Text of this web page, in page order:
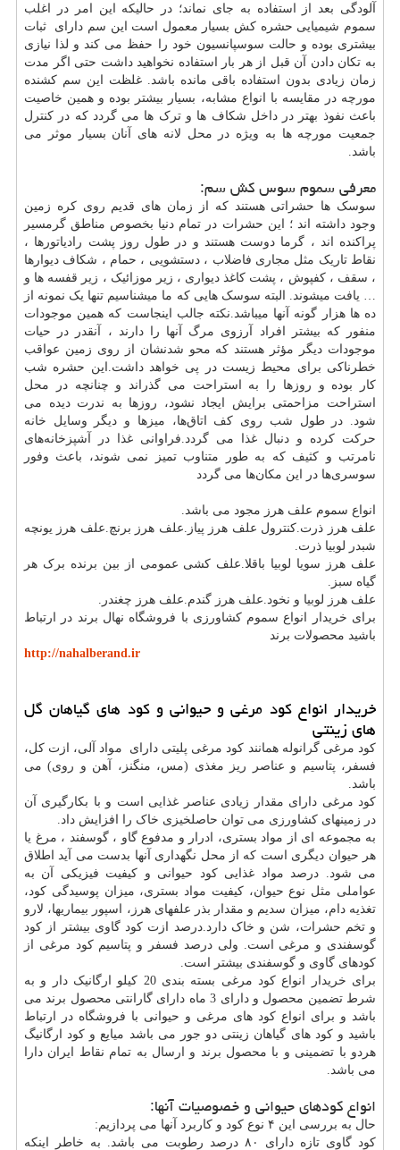
آلودگی بعد از استفاده به جای نماند؛ در حالیکه این امر در اغلب
سموم شیمیایی حشره کش بسیار معمول است این سم دارای ثبات
بیشتری بوده و حالت سوسپانسیون خود را حفظ می کند و لذا نیازی
به تکان دادن آن قبل از هر بار استفاده نخواهید داشت حتی اگر مدت
زمان زیادی بدون استفاده باقی مانده باشد. غلظت این سم کشنده
مورچه در مقایسه با انواع مشابه، بسیار بیشتر بوده و همین خاصیت
باعث نفوذ بهتر در داخل شکاف ها و ترک ها می گردد که در کنترل
جمعیت مورچه ها به ویژه در محل لانه های آنان بسیار موثر می
باشد.
معرفی سموم سوس کش سم:
سوسک ها حشراتی هستند که از زمان های قدیم روی کره زمین
وجود داشته اند ؛ این حشرات در تمام دنیا بخصوص مناطق گرمسیر
پراکنده اند ، گرما دوست هستند و در طول روز پشت رادیاتورها ،
نقاط تاریک مثل مجاری فاضلاب ، دستشویی ، حمام ، شکاف دیوارها
، سقف ، کفپوش ، پشت کاغذ دیواری ، زیر موزائیک ، زیر قفسه ها و
… یافت میشوند. البته سوسک هایی که ما میشناسیم تنها یک نمونه از
ده ها هزار گونه آنها میباشد.نکته جالب اینجاست که همین موجودات
منفور که بیشتر افراد آرزوی مرگ آنها را دارند ، آنقدر در حیات
موجودات دیگر مؤثر هستند که محو شدنشان از روی زمین عواقب
خطرناکی برای محیط زیست در پی خواهد داشت.این حشره شب
کار بوده و روزها را به استراحت می ‌گذراند و چنانچه در محل
استراحت مزاحمتی برایش ایجاد نشود، روزها به ندرت دیده می
‌شود. در طول شب روی کف اتاق‌ها، میزها و دیگر وسایل خانه
حرکت کرده و دنبال غذا می ‌گردد.فراوانی غذا در آشپزخانه‌های
نامرتب و کثیف که به طور متناوب تمیز نمی ‌شوند، باعث وفور
سوسری‌ها در این مکان‌ها می‌ گردد
انواع سموم علف هرز مجود می باشد.
علف هرز ذرت.کنترول علف هرز پیاز.علف هرز برنچ.علف هرز یونچه
شبدر لوبیا ذرت.
علف هرز سویا لوبیا باقلا.علف کشی عمومی از بین برنده برک هر
گیاه سبز.
علف هرز لوبیا و نخود.علف هرز گندم.علف هرز چغندر.
برای خریدار انواع سموم کشاورزی با فروشگاه نهال برند در ارتباط
باشید محصولات برند
http://nahalberand.ir
خریدار انواع کود مرغی و حیوانی و کود های گیاهان گل
های زینتی
کود مرغی گرانوله همانند کود مرغی پلیتی دارای مواد آلی، ازت کل،
فسفر، پتاسیم و عناصر ریز مغذی (مس، منگنز، آهن و روی) می
باشد.
کود مرغی دارای مقدار زیادی عناصر غذایی است و با بکارگیری آن
در زمینهای کشاورزی می توان حاصلخیزی خاک را افزایش داد.
به مجموعه ای از مواد بستری، ادرار و مدفوع گاو ، گوسفند ، مرغ یا
هر حیوان دیگری است که از محل نگهداری آنها بدست می آید اطلاق
می شود. درصد مواد غذایی کود حیوانی و کیفیت فیزیکی آن به
عواملی مثل نوع حیوان، کیفیت مواد بستری، میزان پوسیدگی کود،
تغذیه دام، میزان سدیم و مقدار بذر علفهای هرز، اسپور بیماریها، لارو
و تخم حشرات، شن و خاک دارد.درصد ازت کود گاوی بیشتر از کود
گوسفندی و مرغی است. ولی درصد فسفر و پتاسیم کود مرغی از
کودهای گاوی و گوسفندی بیشتر است.
برای خریدار انواع کود مرغی بسته بندی 20 کیلو ارگانیک دار و به
شرط تضمین محصول و دارای 3 ماه دارای گارانتی محصول برند می
باشد و برای انواع کود های مرغی و حیوانی با فروشگاه در ارتباط
باشید و کود های گیاهان زینتی دو جور می باشد میایع و کود ارگانیگ
هردو با تضمینی و با محصول برند و ارسال به تمام نقاط ایران دارا
می باشد.
انواع کودهای حیوانی و خصوصیات آنها:
حال به بررسی این ۴ نوع کود و کاربرد آنها می پردازیم:
کود گاوی تازه دارای ۸۰ درصد رطوبت می باشد. به خاطر اینکه